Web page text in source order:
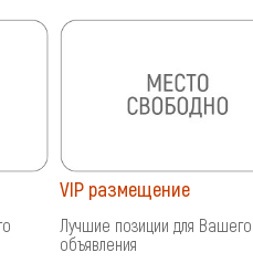
VIP размещение
Лучшие позиции для Вашего
объявления